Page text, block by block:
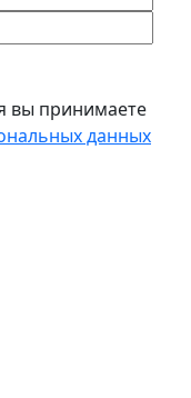
вы принимаете
данных